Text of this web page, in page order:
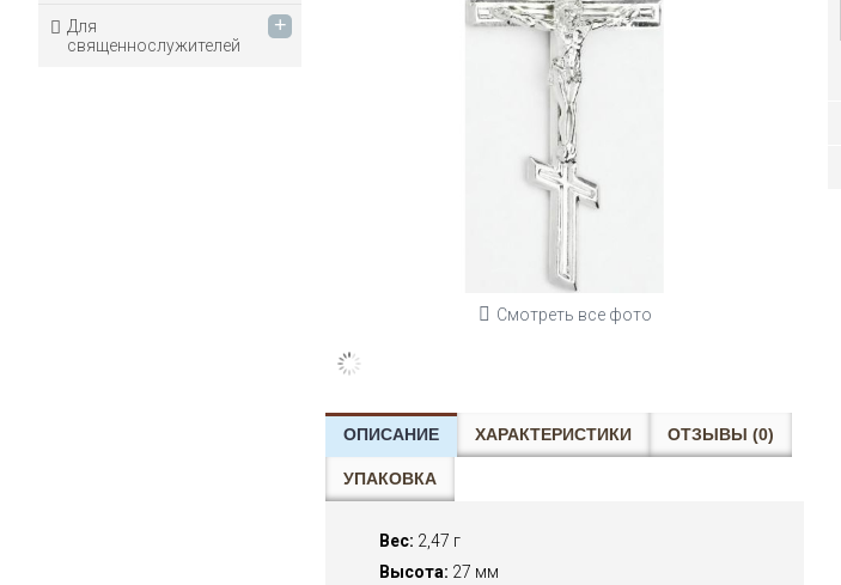
Для
священнослужителей
+
Смотреть все фото
ОПИСАНИЕ ХАРАКТЕРИСТИКИ ОТЗЫВЫ (0)
УПАКОВКА
Вес: 2,47 г
Высота: 27 мм